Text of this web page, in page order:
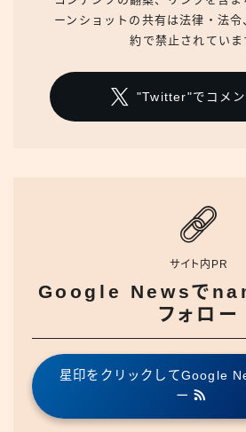
ーンショットの共有は法律・法
約で禁止されていま
"Twitter"でコメン
サイト内PR
Google Newsで
フォロー
星印をクリックしてGoogle
ー